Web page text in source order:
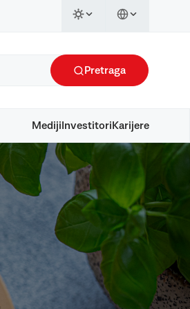
Pretraga
Mediji Investitori Karijere